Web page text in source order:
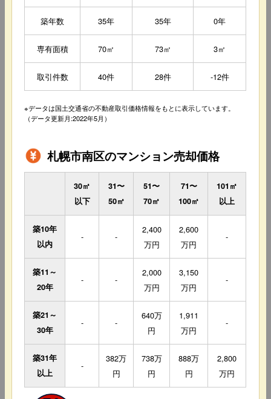
築年数 35年 35年 0年
専有面積 70㎡ 73㎡ 3㎡
取引件数 40件 28件 -12件
※データは国土交通省の不動産取引価格情報をもとに表示しています。
（データ更新月:2022年5月）
札幌市南区のマンション売却価格
30㎡
以下
31〜
50㎡
51〜
70㎡
71〜
100㎡
101㎡
以上
築10年
以内
- -
2,400
万円
2,600
万円
-
築11～
20年
- -
2,000
万円
3,150
万円
-
築21～
30年
- -
640万
円
1,911
万円
-
築31年
以上
-
382万
円
738万
円
888万
円
2,800
万円